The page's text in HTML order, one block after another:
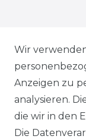
Wir
Anzeigen zu
analysieren.
die wir in den
Die